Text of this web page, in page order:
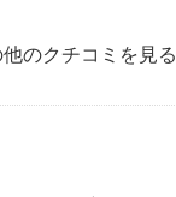
のクチコミを見る